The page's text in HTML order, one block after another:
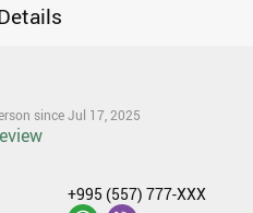
since Jul 17, 2025
+995 (557) 777-XXX